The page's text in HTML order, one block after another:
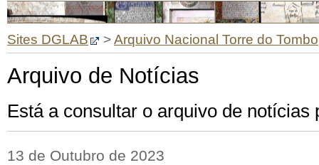
Sites DGLAB >Arquivo Nacional Torre do Tombo
Arquivo de Notícias
Está a consultar o arquivo de
13 de Outubro de 2023